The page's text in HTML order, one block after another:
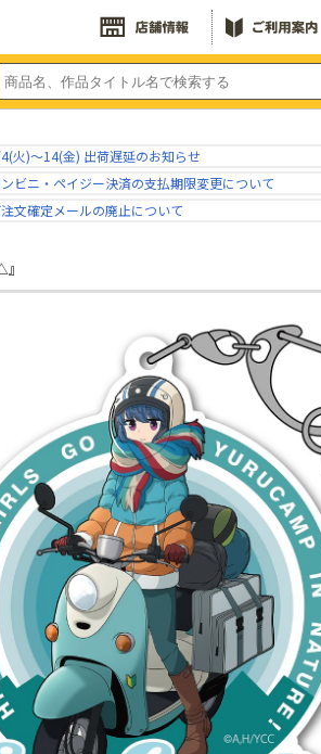
火)～14(金) 出荷遅延のお知らせ
ビニ・ペイジー決済の支払期限変更について
注文確定メールの廃止について